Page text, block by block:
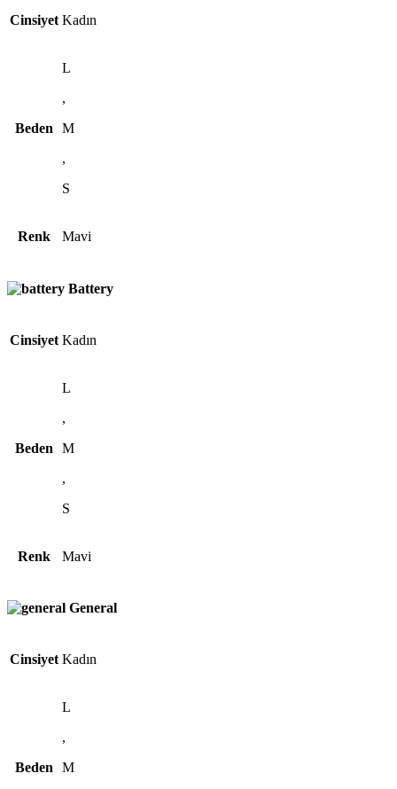
Cinsiyet Kadın
Beden
L
,
M
,
S
Renk Mavi
Battery
Cinsiyet Kadın
Beden
L
,
M
,
S
Renk Mavi
General
Cinsiyet Kadın
Beden
L
,
M